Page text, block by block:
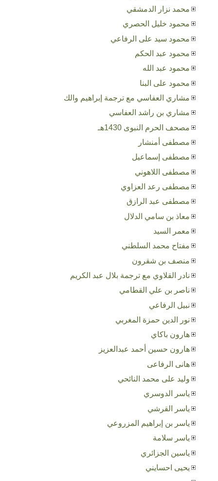
محمد نزار الدمشقي
محمود خليل الحصري
محمود سيد على الرفاعي
محمود عبد الحكم
محمود عبد الله
محمود على البنا
مشاري العفاسي مع ترجمة إبراهيم والك
مشاري بن راشد العفاسي
مصحف الحرم النبوى 1430هـ
مصطفى أمنشار
مصطفى إسماعيل
مصطفى اللاهوني
مصطفى رعد العزاوي
مصطفى عبد الرازق
معاذ بن سامي الدلال
معمر السيد
مفتاح محمد السلطني
منصف بن شقرون
نادر القلاوي مع ترجمة بلال عبد الكريم
ناصر بن علي القطامي
نبيل الرفاعي
نور الدين حمزة المغربي
هارون باكاي
هارون حسين أحمد عبدالعزيز
هانى الرفاعى
وليد على محمد النائحي
ياسر الدوسري
ياسر القرشي
ياسر بن إبراهيم المزروعي
ياسر سلامة
ياسين الجزائري
يحيى احسايني